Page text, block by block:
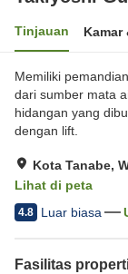
Tinjauan Kamar
Memiliki
dari sumber mata
hidangan yang
dengan lift.
Kota Tanabe,
Lihat di peta
4.8 Luar biasa
Fasilitas